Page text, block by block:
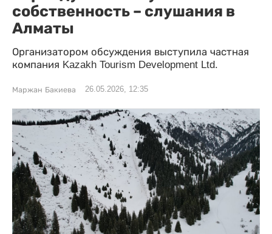
собственность – слушания в
Алматы
Организатором обсуждения выступила частная
компания Kazakh Tourism Development Ltd.
Маржан Бакиева 26.05.2026, 12:35